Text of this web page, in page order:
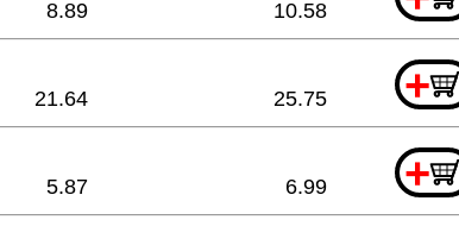
8.89 10.58
+
21.64 25.75
+
5.87 6.99